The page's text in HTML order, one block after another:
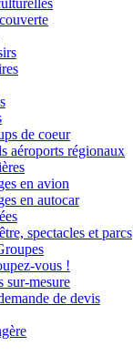
de coeur
aéroports régionaux
en avion
en autocar
spectacles et parcs
vous !
sur-mesure
de devis